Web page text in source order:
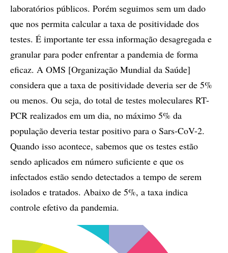
laboratórios públicos. Porém seguimos sem um dado
que nos permita calcular a taxa de positividade dos
testes. É importante ter essa informação desagregada e
granular para poder enfrentar a pandemia de forma
eficaz. A OMS [Organização Mundial da Saúde]
considera que a taxa de positividade deveria ser de 5%
ou menos. Ou seja, do total de testes moleculares RT-
PCR realizados em um dia, no máximo 5% da
população deveria testar positivo para o Sars-CoV-2.
Quando isso acontece, sabemos que os testes estão
sendo aplicados em número suficiente e que os
infectados estão sendo detectados a tempo de serem
isolados e tratados. Abaixo de 5%, a taxa indica
controle efetivo da pandemia.